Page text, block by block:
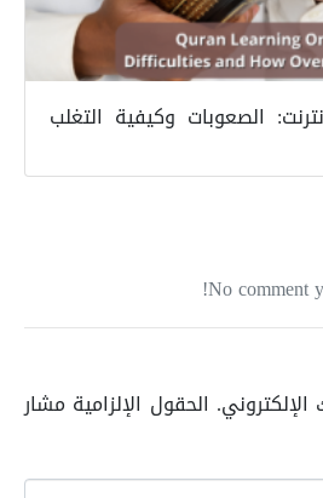
الصعوبات وكيفية التغلب
No comment
الحقول الإلزامية مشار